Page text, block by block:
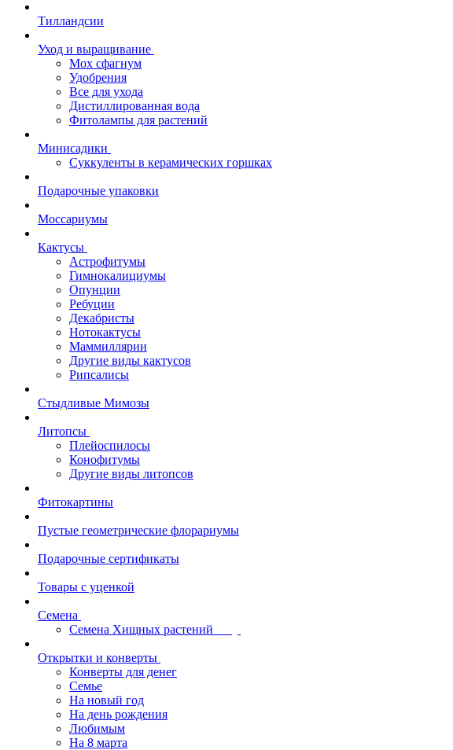
Тилландсии
Уход и выращивание
Мох сфагнум
Удобрения
Все для ухода
Дистиллированная вода
Фитолампы для растений
Минисадики
Суккуленты в керамических горшках
Подарочные упаковки
Моссариумы
Кактусы
Астрофитумы
Гимнокалициумы
Опунции
Ребуции
Декабристы
Нотокактусы
Маммиллярии
Другие виды кактусов
Рипсалисы
Стыдливые Мимозы
Литопсы
Плейоспилосы
Конофитумы
Другие виды литопсов
Фитокартины
Пустые геометрические флорариумы
Подарочные сертификаты
Товары с уценкой
Семена
Семена Хищных растений
Открытки и конверты
Конверты для денег
Семье
На новый год
На день рождения
Любимым
На 8 марта